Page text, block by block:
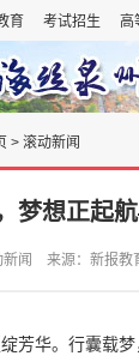
育 考试招生 高
> 滚动新闻
梦想正起
闻 来源：新报
芳华。行囊载